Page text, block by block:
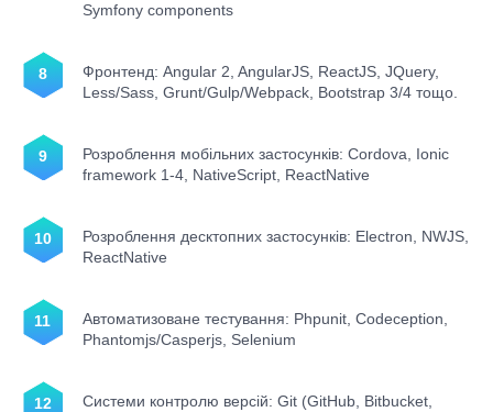
Symfony components
Фронтенд: Angular 2, AngularJS, ReactJS, JQuery,
Less/Sass, Grunt/Gulp/Webpack, Bootstrap 3/4 тощо.
Розроблення мобільних застосунків: Cordova, Ionic
framework 1-4, NativeScript, ReactNative
Розроблення десктопних застосунків: Electron, NWJS,
ReactNative
Автоматизоване тестування: Phpunit, Codeception,
Phantomjs/Casperjs, Selenium
Системи контролю версій: Git (GitHub, Bitbucket,